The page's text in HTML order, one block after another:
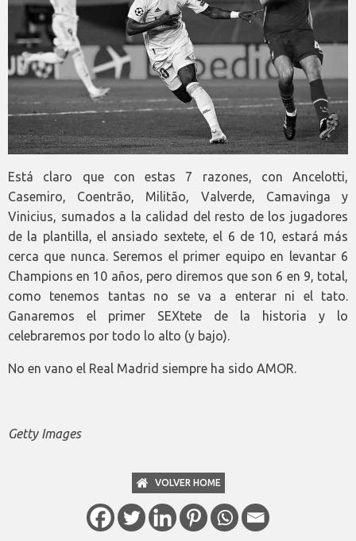
Está claro que con estas 7 razones, con Ancelotti,
Casemiro, Coentrão, Militão, Valverde, Camavinga y
Vinicius, sumados a la calidad del resto de los jugadores
de la plantilla, el ansiado sextete, el 6 de 10, estará más
cerca que nunca. Seremos el primer equipo en levantar 6
Champions en 10 años, pero diremos que son 6 en 9, total,
como tenemos tantas no se va a enterar ni el tato.
Ganaremos el primer SEXtete de la historia y lo
celebraremos por todo lo alto (y bajo).
No en vano el Real Madrid siempre ha sido AMOR.
Getty Images
VOLVER HOME